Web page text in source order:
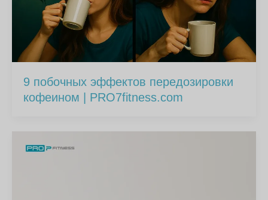
9 побочных эффектов передозировки
кофеином | PRO7fitness.com